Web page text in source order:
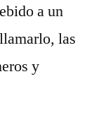
a un
las
y